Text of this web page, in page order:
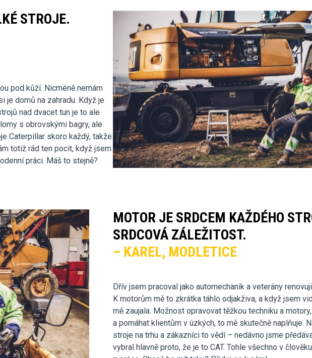
STROJE.
pod kůží. Nicméně nemám
domů na zahradu. Když je
nad dvacet tun je to ale
s obrovskými bagry, ale
Caterpillar skoro každý, takže
totiž rád ten pocit, když jsem
práci. Máš to stejně?
MOTOR JE SRDCEM KAŽDÉHO
SRDCOVÁ ZÁLEŽITOST.
– KAREL, MODLETICE
Dřív jsem pracoval jako automechanik a veterány
K motorům mě to zkrátka táhlo odjakživa, a když jsem
mě zaujala. Možnost opravovat těžkou techniku a
a pomáhat klientům v úzkých, to mě skutečně naplňuje.
stroje na trhu a zákazníci to vědí – nedávno jsme
vybral hlavně proto, že je to CAT. Tohle všechno v